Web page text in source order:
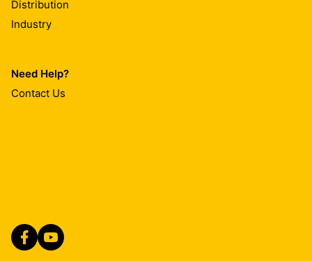
Distribution
Industry
Need Help?
Contact Us